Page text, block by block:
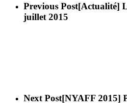
Previous Post[Actualité]
juillet 2015
Next Post[NYAFF 2015]